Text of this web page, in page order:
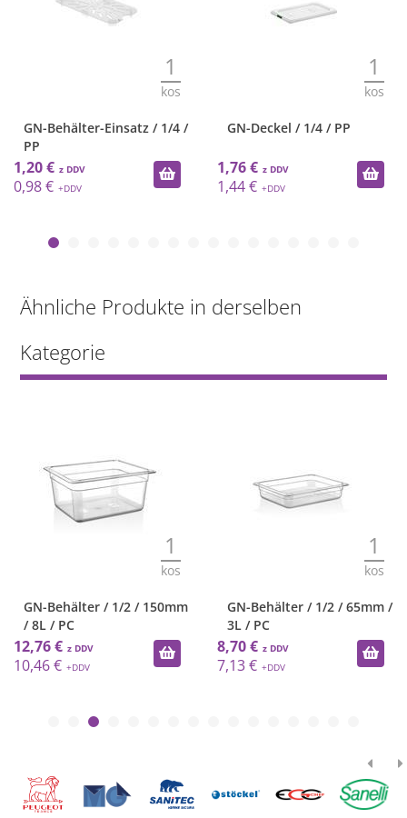
1
kos
GN-Behälter-Einsatz / 1/4 /
PP
1,20 €
0,98 €
1
kos
GN-Deckel / 1/4 / PP
1,76 €
1,44 €
Ähnliche Produkte in derselben
Kategorie
1
kos
GN-Behälter / 1/2 / 150mm
/ 8L / PC
12,76 €
10,46 €
1
kos
GN-Behälter / 1/2 / 65mm /
3L / PC
8,70 €
7,13 €